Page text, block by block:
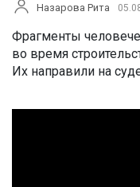
Назарова Рита
Фрагменты
во время
Их направили на